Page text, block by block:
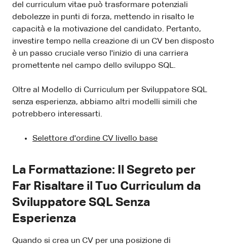
del curriculum vitae può trasformare potenziali
debolezze in punti di forza, mettendo in risalto le
capacità e la motivazione del candidato. Pertanto,
investire tempo nella creazione di un CV ben disposto
è un passo cruciale verso l'inizio di una carriera
promettente nel campo dello sviluppo SQL.
Oltre al Modello di Curriculum per Sviluppatore SQL
senza esperienza, abbiamo altri modelli simili che
potrebbero interessarti.
Selettore d'ordine CV livello base
La Formattazione: Il Segreto per
Far Risaltare il Tuo Curriculum da
Sviluppatore SQL Senza
Esperienza
Quando si crea un CV per una posizione di